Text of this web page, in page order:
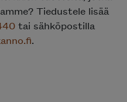
Tiedustele lisää
tai sähköpostilla
.